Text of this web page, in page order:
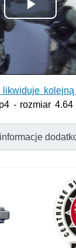
kolejną
- rozmiar 4.64